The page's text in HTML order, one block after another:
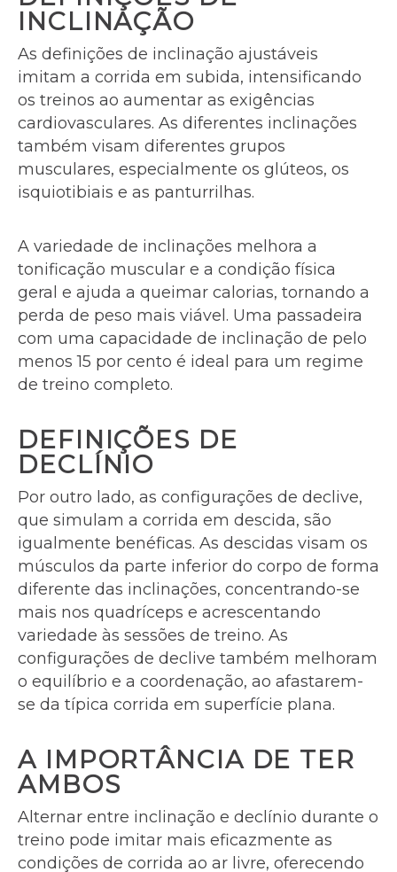
INCLINAÇÃO
As definições de inclinação ajustáveis
imitam a corrida em subida, intensificando
os treinos ao aumentar as exigências
cardiovasculares. As diferentes inclinações
também visam diferentes grupos
musculares, especialmente os glúteos, os
isquiotibiais e as panturrilhas.
A variedade de inclinações melhora a
tonificação muscular e a condição física
geral e ajuda a queimar calorias, tornando a
perda de peso mais viável. Uma passadeira
com uma capacidade de inclinação de pelo
menos 15 por cento é ideal para um regime
de treino completo.
DEFINIÇÕES DE
DECLÍNIO
Por outro lado, as configurações de declive,
que simulam a corrida em descida, são
igualmente benéficas. As descidas visam os
músculos da parte inferior do corpo de forma
diferente das inclinações, concentrando-se
mais nos quadríceps e acrescentando
variedade às sessões de treino. As
configurações de declive também melhoram
o equilíbrio e a coordenação, ao afastarem-
se da típica corrida em superfície plana.
A IMPORTÂNCIA DE TER
AMBOS
Alternar entre inclinação e declínio durante o
treino pode imitar mais eficazmente as
condições de corrida ao ar livre, oferecendo